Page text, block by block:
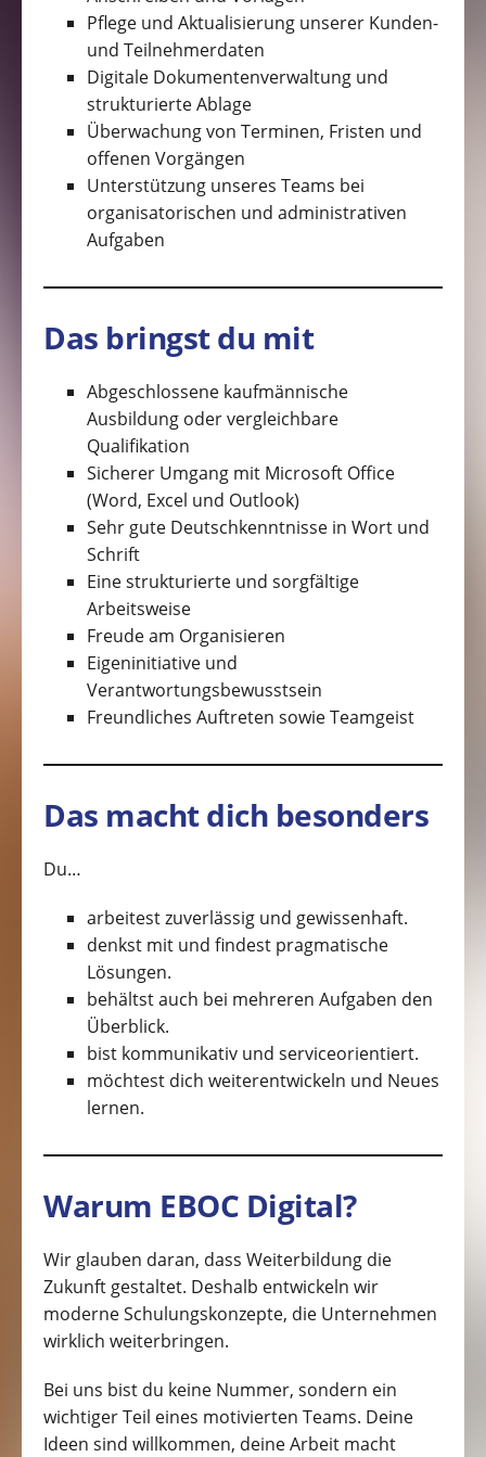
Pflege und Aktualisierung unserer Kunden-
und Teilnehmerdaten
Digitale Dokumentenverwaltung und
strukturierte Ablage
Überwachung von Terminen, Fristen und
offenen Vorgängen
Unterstützung unseres Teams bei
organisatorischen und administrativen
Aufgaben
Das bringst du mit
Abgeschlossene kaufmännische
Ausbildung oder vergleichbare
Qualifikation
Sicherer Umgang mit Microsoft Office
(Word, Excel und Outlook)
Sehr gute Deutschkenntnisse in Wort und
Schrift
Eine strukturierte und sorgfältige
Arbeitsweise
Freude am Organisieren
Eigeninitiative und
Verantwortungsbewusstsein
Freundliches Auftreten sowie Teamgeist
Das macht dich besonders
Du…
arbeitest zuverlässig und gewissenhaft.
denkst mit und findest pragmatische
Lösungen.
behältst auch bei mehreren Aufgaben den
Überblick.
bist kommunikativ und serviceorientiert.
möchtest dich weiterentwickeln und Neues
lernen.
Warum EBOC Digital?
Wir glauben daran, dass Weiterbildung die
Zukunft gestaltet. Deshalb entwickeln wir
moderne Schulungskonzepte, die Unternehmen
wirklich weiterbringen.
Bei uns bist du keine Nummer, sondern ein
wichtiger Teil eines motivierten Teams. Deine
Ideen sind willkommen, deine Arbeit macht